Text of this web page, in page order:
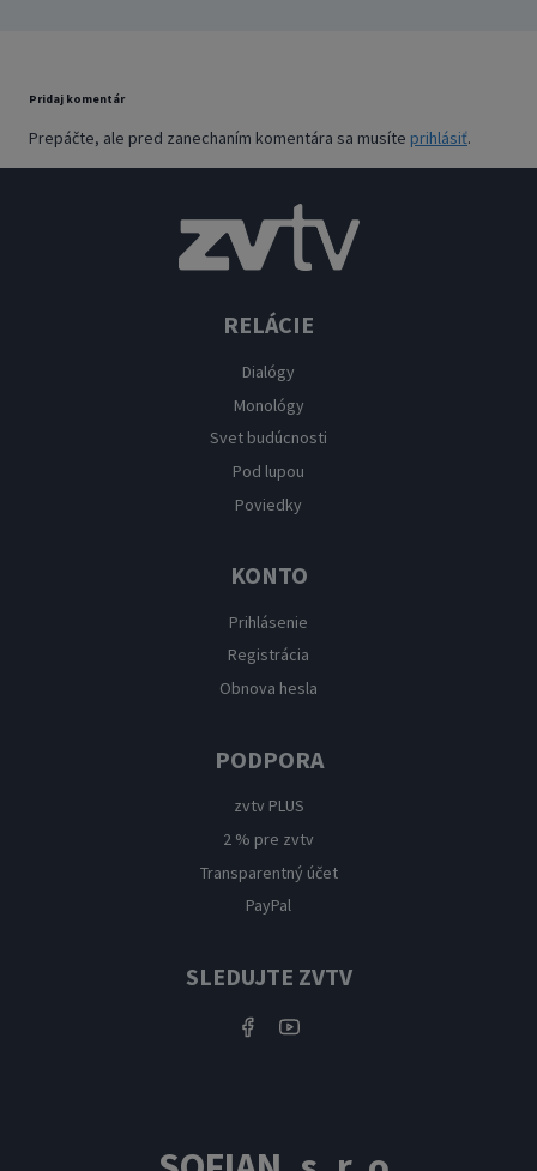
Pridaj komentár
Prepáčte, ale pred zanechaním komentára sa musíte prihlásiť.
RELÁCIE
Dialógy
Monológy
Svet budúcnosti
Pod lupou
Poviedky
KONTO
Prihlásenie
Registrácia
Obnova hesla
PODPORA
zvtv PLUS
2 % pre zvtv
Transparentný účet
PayPal
SLEDUJTE ZVTV